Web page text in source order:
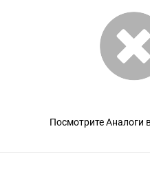
Посмотрите Аналоги